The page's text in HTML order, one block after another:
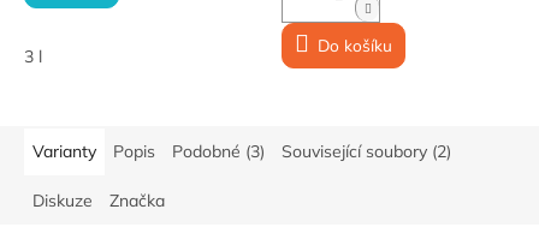
3 l Do košíku
Varianty Popis Podobné (3) Související soubory (2)
Diskuze Značka